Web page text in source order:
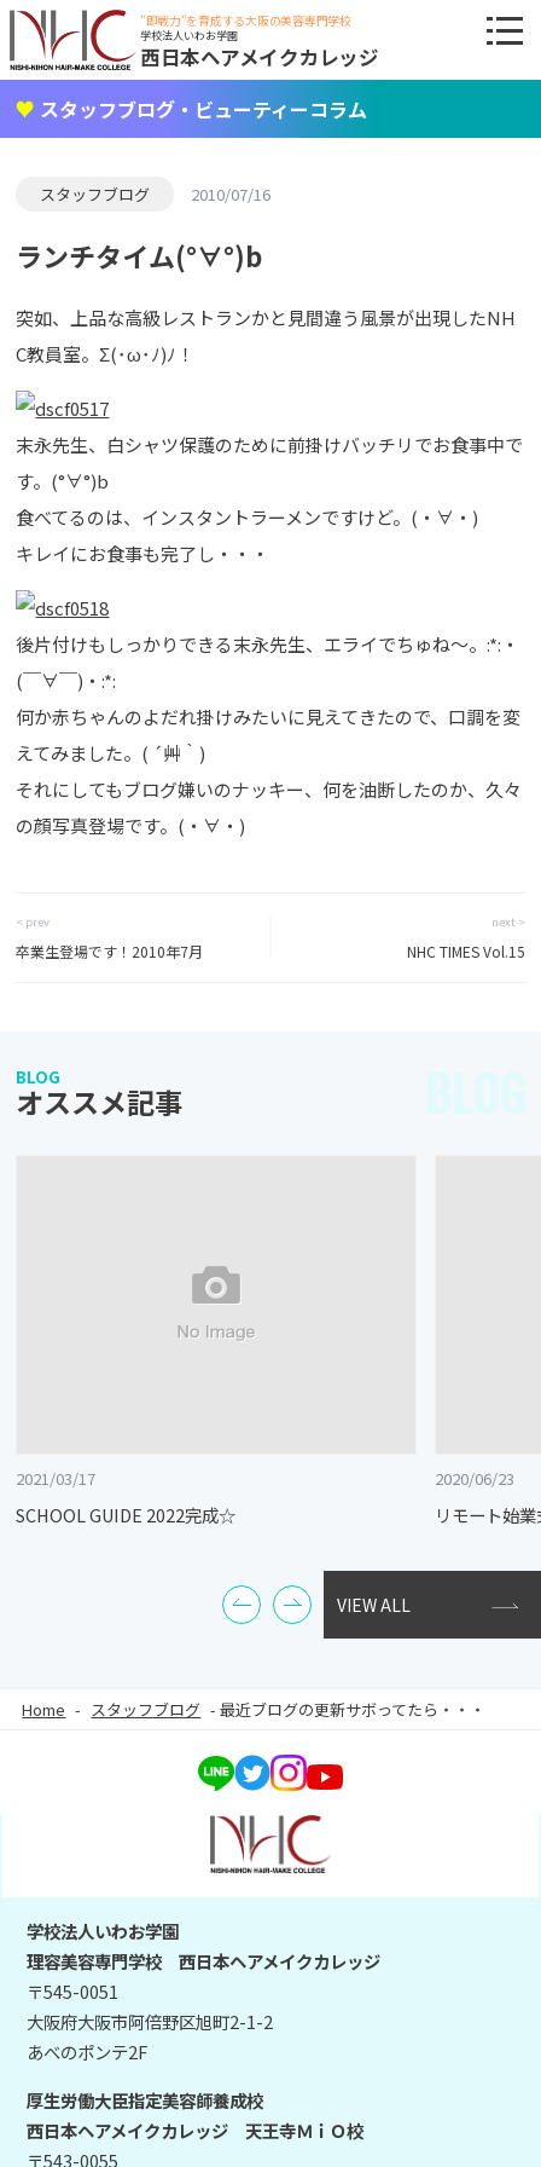
"即戦力"を育成する大阪の美容専門学校
学校法人いわお学園
西日本ヘアメイクカレッジ
スタッフブログ・ビューティーコラム
スタッフブログ 2010/07/16
ランチタイム(°∀°)b
突如、上品な高級レストランかと見間違う風景が出現したNH
C教員室。Σ(･ω･ﾉ)ﾉ！
末永先生、白シャツ保護のために前掛けバッチリでお食事中で
す。(°∀°)b
食べてるのは、インスタントラーメンですけど。(・∀・)
キレイにお食事も完了し・・・
後片付けもしっかりできる末永先生、エライでちゅね～。:*:・
(￣∀￣)・:*:
何か赤ちゃんのよだれ掛けみたいに見えてきたので、口調を変
えてみました。( ´艸｀)
それにしてもブログ嫌いのナッキー、何を油断したのか、久々
の顔写真登場です。(・∀・)
< prev
卒業生登場です！2010年7月
next >
NHC TIMES Vol.15
BLOG
オススメ記事
2021/03/17
SCHOOL GUIDE 2022完成☆
2020/06/23
リモート始
VIEW ALL
Home - スタッフブログ -最近ブログの更新サボってたら・・・
学校法人いわお学園
理容美容専門学校 西日本ヘアメイクカレッジ
〒545-0051
大阪府大阪市阿倍野区旭町2-1-2
あべのポンテ2F
厚生労働大臣指定美容師養成校
西日本ヘアメイクカレッジ 天王寺ＭｉＯ校
〒543-0055